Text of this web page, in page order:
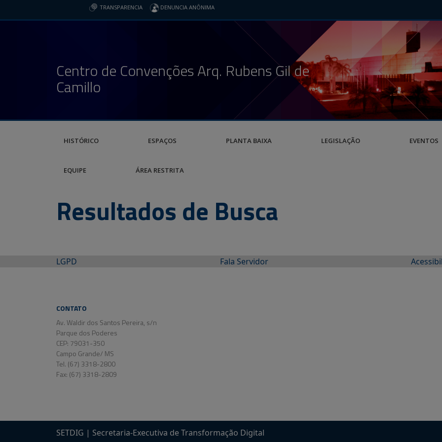
TRANSPARENCIA DENUNCIA ANÔNIMA
Centro de Convenções Arq. Rubens Gil de
Camillo
HISTÓRICO ESPAÇOS PLANTA BAIXA LEGISLAÇÃO EVENTOS
EQUIPE ÁREA RESTRITA
Resultados de Busca
LGPD Fala Servidor
CONTATO
Av. Waldir dos Santos Pereira, s/n
Parque dos Poderes
CEP: 79031-350
Campo Grande/ MS
Tel. (67) 3318-2800
Fax: (67) 3318-2809
SETDIG | Secretaria-Executiva de Transformação Digital